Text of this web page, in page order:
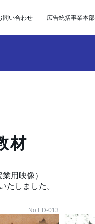
問い合わせ 広告統括事業本部
材
用映像）
たしました。
No.ED-013